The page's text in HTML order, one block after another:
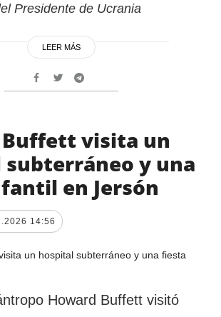
Presidente de Ucrania
LEER MÁS
Buffett visita un
y una
en Jersón
14:56
Howard Buffett visitó